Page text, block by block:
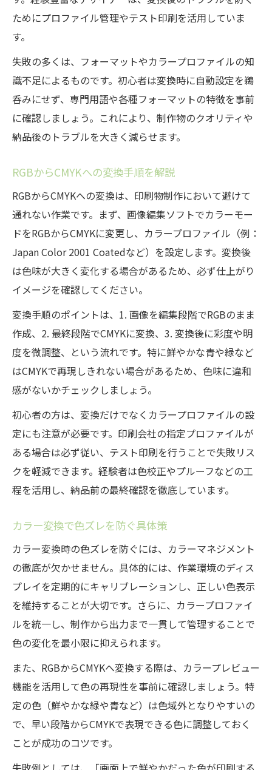
ためにプロファイル管理やテスト印刷を活用していま
す。
失敗の多くは、フォーマットやカラープロファイルの知
識不足によるものです。初心者は変換時に自動設定を鵜
呑みにせず、専門用語や各種フォーマットの特徴を事前
に確認しましょう。これにより、制作物のクオリティや
納品後のトラブルを大きく減らせます。
RGBからCMYKへの変換手順を解説
RGBからCMYKへの変換は、印刷物制作において避けて
通れない作業です。まず、画像編集ソフトでカラーモー
ドをRGBからCMYKに変更し、カラープロファイル（例：
Japan Color 2001 Coatedなど）を設定します。変換後
は色味が大きく変化する場合があるため、必ず仕上がり
イメージを確認してください。
変換手順のポイントは、1. 画像を編集段階でRGBのまま
作成、2. 最終段階でCMYKに変換、3. 変換後に彩度や明
度を微調整、という流れです。特に鮮やかな青や緑など
はCMYKで再現しきれない場合があるため、色味に違和
感がないかチェックしましょう。
初心者の方は、変換だけでなくカラープロファイルの設
定にも注意が必要です。印刷会社の指定プロファイルが
ある場合は必ず従い、テスト印刷を行うことで失敗リス
クを軽減できます。経験者は色校正やプルーフなどの工
程を活用し、納品前の最終確認を徹底しています。
カラー変換で色ズレを防ぐ具体策
カラー変換時の色ズレを防ぐには、カラーマネジメント
の徹底が欠かせません。具体的には、作業環境のディス
プレイを定期的にキャリブレーションし、正しい色表示
を維持することが大切です。さらに、カラープロファイ
ルを統一し、制作から出力まで一貫して管理することで
色の変化を最小限に抑えられます。
また、RGBからCMYKへ変換する際は、カラープレビュー
機能を活用して色の再現性を事前に確認しましょう。特
定の色（鮮やかな緑や青など）は色域外となりやすいの
で、早い段階からCMYKで表現できる色に調整しておく
ことが成功のコツです。